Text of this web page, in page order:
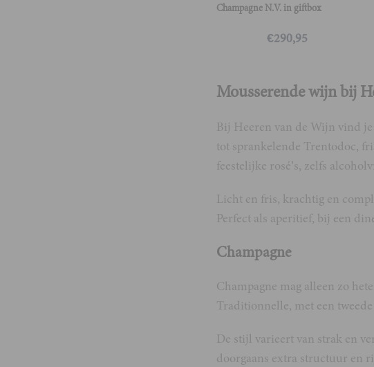
Champagne N.V. in giftbox
€290,95
Mousserende wijn bij
Bij Heeren van de Wijn vind
tot sprankelende Trentodoc,
feestelijke rosé’s, zelfs
Licht en fris, krachtig en
Perfect als aperitief, bij een
Champagne
Champagne mag alleen zo
Traditionnelle, met een
De stijl varieert van strak en
doorgaans extra structuur en